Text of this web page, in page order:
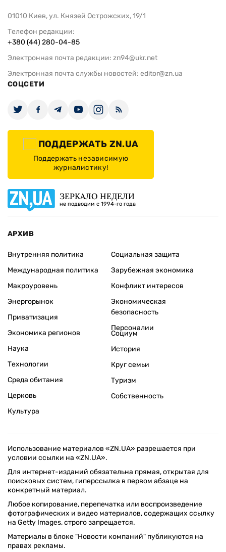
01010 Киев, ул. Князей Острожских, 19/1
Телефон редакции:
+380 (44) 280-04-85
Электронная почта редакции: zn94@ukr.net
Электронная почта службы новостей: editor@zn.ua
СОЦСЕТИ
ПОДДЕРЖАТЬ ZN.UA
Поддержать независимую
журналистику!
ЗЕРКАЛО НЕДЕЛИ
не подводим с 1994-го года
АРХИВ
Внутренняя политика
Международная политика
Макроуровень
Энергорынок
Приватизация
Экономика регионов
Социальная защита
Зарубежная экономика
Конфликт интересов
Экономическая
безопасность
Персоналии
Наука
Технологии
Среда обитания
Церковь
Культура
Социум
История
Круг семьи
Туризм
Собственность
Использование материалов «ZN.UA» разрешается при
условии ссылки на «ZN.UA».
Для интернет-изданий обязательна прямая, открытая для
поисковых систем, гиперссылка в первом абзаце на
конкретный материал.
Любое копирование, перепечатка или воспроизведение
фотографических и видео материалов, содержащих ссылку
на Getty Images, строго запрещается.
Материалы в блоке "Новости компаний" публикуются на
правах рекламы.